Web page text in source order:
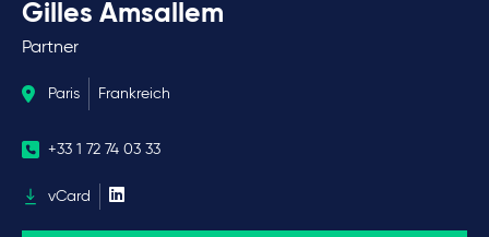
Gilles Amsallem
Partner
Paris Frankreich
+33 1 72 74 03 33
vCard